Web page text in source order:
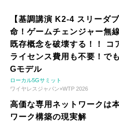
【基調講演 K2-4 スリーダ
命！ゲームチェンジャー無
既存概念を破壊する！！ コ
ライセンス費用も不要！で
Gモデル
ローカル5Gサミット
ワイヤレスジャパン×WTP 2026
高価な専用ネットワークは
ワーク構築の現実解